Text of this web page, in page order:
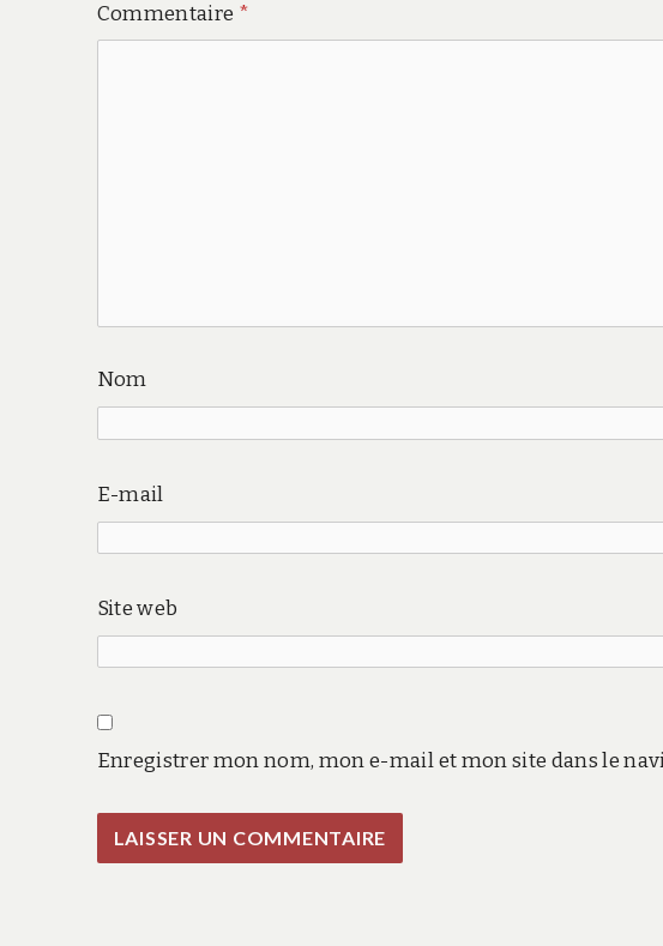
Commentaire *
Nom
E-mail
Site web
Enregistrer mon nom, mon e-mail et mon site dans le